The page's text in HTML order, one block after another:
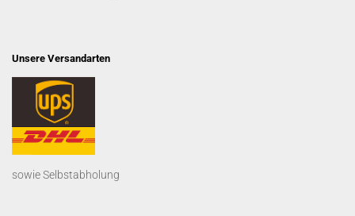
Unsere Versandarten
sowie Selbstabholung